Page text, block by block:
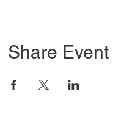
Share Event